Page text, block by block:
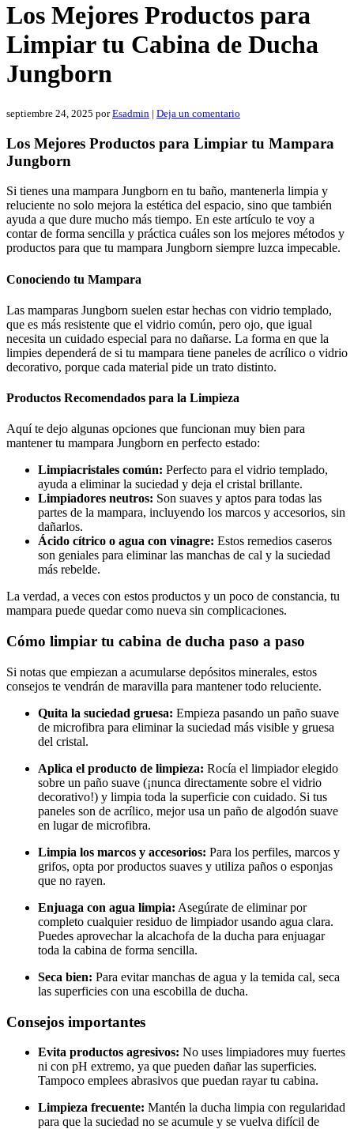
Los Mejores Productos para
Limpiar tu Cabina de Ducha
Jungborn
septiembre 24, 2025 porEsadmin | Deja un comentario
Los Mejores Productos para Limpiar tu Mampara
Jungborn
Si tienes una mampara Jungborn en tu baño, mantenerla limpia y
reluciente no solo mejora la estética del espacio, sino que también
ayuda a que dure mucho más tiempo. En este artículo te voy a
contar de forma sencilla y práctica cuáles son los mejores métodos y
productos para que tu mampara Jungborn siempre luzca impecable.
Conociendo tu Mampara
Las mamparas Jungborn suelen estar hechas con vidrio templado,
que es más resistente que el vidrio común, pero ojo, que igual
necesita un cuidado especial para no dañarse. La forma en que la
limpies dependerá de si tu mampara tiene paneles de acrílico o vidrio
decorativo, porque cada material pide un trato distinto.
Productos Recomendados para la Limpieza
Aquí te dejo algunas opciones que funcionan muy bien para
mantener tu mampara Jungborn en perfecto estado:
Limpiacristales común: Perfecto para el vidrio templado,
ayuda a eliminar la suciedad y deja el cristal brillante.
Limpiadores neutros: Son suaves y aptos para todas las
partes de la mampara, incluyendo los marcos y accesorios, sin
dañarlos.
Ácido cítrico o agua con vinagre: Estos remedios caseros
son geniales para eliminar las manchas de cal y la suciedad
más rebelde.
La verdad, a veces con estos productos y un poco de constancia, tu
mampara puede quedar como nueva sin complicaciones.
Cómo limpiar tu cabina de ducha paso a paso
Si notas que empiezan a acumularse depósitos minerales, estos
consejos te vendrán de maravilla para mantener todo reluciente.
Quita la suciedad gruesa: Empieza pasando un paño suave
de microfibra para eliminar la suciedad más visible y gruesa
del cristal.
Aplica el producto de limpieza: Rocía el limpiador elegido
sobre un paño suave (¡nunca directamente sobre el vidrio
decorativo!) y limpia toda la superficie con cuidado. Si tus
paneles son de acrílico, mejor usa un paño de algodón suave
en lugar de microfibra.
Limpia los marcos y accesorios: Para los perfiles, marcos y
grifos, opta por productos suaves y utiliza paños o esponjas
que no rayen.
Enjuaga con agua limpia: Asegúrate de eliminar por
completo cualquier residuo de limpiador usando agua clara.
Puedes aprovechar la alcachofa de la ducha para enjuagar
toda la cabina de forma sencilla.
Seca bien: Para evitar manchas de agua y la temida cal, seca
las superficies con una escobilla de ducha.
Consejos importantes
Evita productos agresivos: No uses limpiadores muy fuertes
ni con pH extremo, ya que pueden dañar las superficies.
Tampoco emplees abrasivos que puedan rayar tu cabina.
Limpieza frecuente: Mantén la ducha limpia con regularidad
para que la suciedad no se acumule y se vuelva difícil de